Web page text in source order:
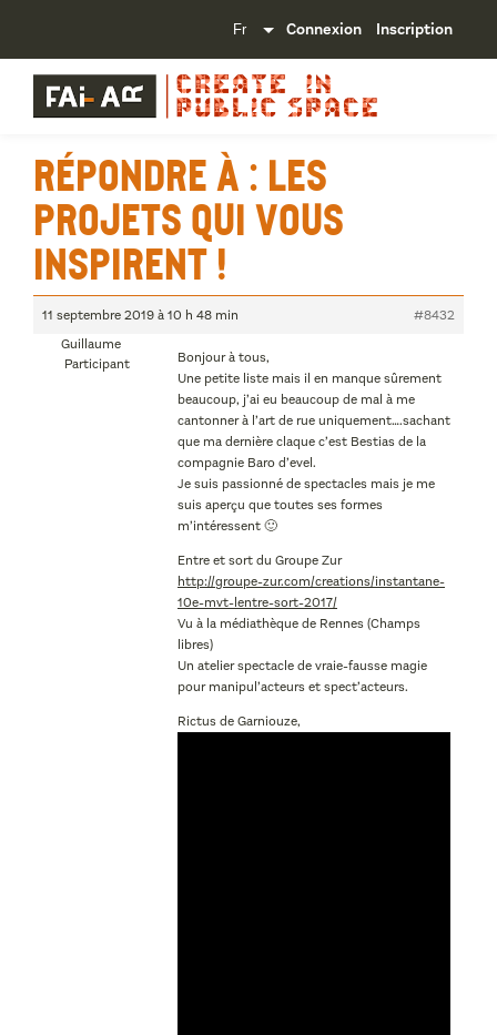
Connexion Inscription
Répondre à : Les
projets qui vous
inspirent !
11 septembre 2019 à 10 h 48 min
#8432
Guillaume
Participant
Bonjour à tous,
Une petite liste mais il en manque sûrement
beaucoup, j’ai eu beaucoup de mal à me
cantonner à l’art de rue uniquement….sachant
que ma dernière claque c’est Bestias de la
compagnie Baro d’evel.
Je suis passionné de spectacles mais je me
suis aperçu que toutes ses formes
m’intéressent 🙂
Entre et sort du Groupe Zur
http://groupe-zur.com/creations/instantane-
10e-mvt-lentre-sort-2017/
Vu à la médiathèque de Rennes (Champs
libres)
Un atelier spectacle de vraie-fausse magie
pour manipul’acteurs et spect’acteurs.
Rictus de Garniouze,